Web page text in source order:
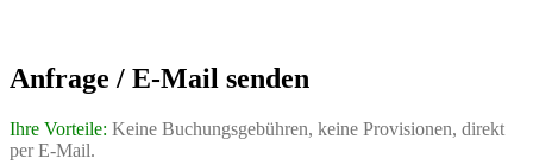
Anfrage / E-Mail senden
Ihre Vorteile: Keine Buchungsgebühren, keine Provisionen, direkt
per E-Mail.